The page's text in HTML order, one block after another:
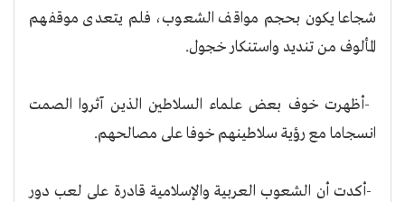
شجاعا يكون بحجم مواقف الشعوب، فلم يتعدى موقفهم
المألوف من تنديد واستنكار خجول.
-أظهرت خوف بعض علماء السلاطين الذين آثروا الصمت
انسجاما مع رؤية سلاطينهم خوفا على مصالحهم.
-أكدت أن الشعوب العربية والإسلامية قادرة على لعب دور